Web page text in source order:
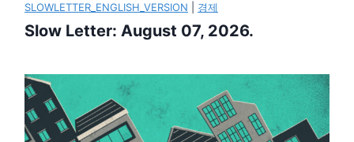
SLOWLETTER_ENGLISH_VERSION 경제
Slow Letter: August 07, 2026.